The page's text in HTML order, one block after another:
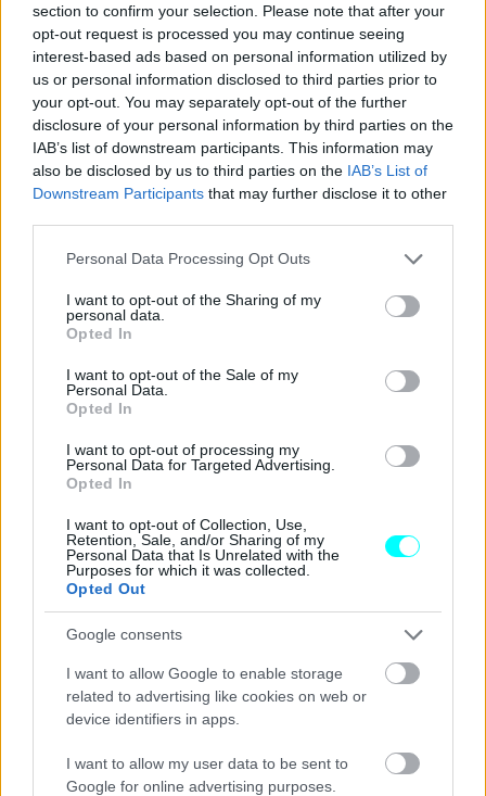
section to confirm your selection. Please note that after your
opt-out request is processed you may continue seeing
interest-based ads based on personal information utilized by
us or personal information disclosed to third parties prior to
your opt-out. You may separately opt-out of the further
disclosure of your personal information by third parties on the
IAB’s list of downstream participants. This information may
also be disclosed by us to third parties on the IAB’s List of
Downstream Participants that may further disclose it to other
Please note that this website/app uses one or more Google
not limited to your visit or usage behaviour. You may click to
grant or deny consent to Google and its third-party tags to
use your data for below specified purposes in below Google
consent section.
Personal Data Processing Opt Outs
I want to opt-out of the Sharing of my
personal data.
Opted In
I want to opt-out of the Sale of my
Personal Data.
Opted In
I want to opt-out of processing my
Personal Data for Targeted Advertising.
Opted In
I want to opt-out of Collection, Use,
Retention, Sale, and/or Sharing of my
Personal Data that Is Unrelated with the
Purposes for which it was collected.
Opted Out
Google consents
I want to allow Google to enable storage
related to advertising like cookies on web or
device identifiers in apps.
I want to allow my user data to be sent to
Google for online advertising purposes.
Η εταιρεία ωστόσο προετοιμάζει πυρετωδώς την
παρουσίαση του μοντέλου, αφού σύμφωνα με δηλώσεις
Benedetto Vigna
εταιρείας, τον Οκτώβριο θα πραγματοποιηθεί η
παρουσίαση της «καρδιάς» του αυτοκινήτου
οι οποίες θα οδηγήσουν βαθμηδόν στην
αποκάλυψη του μοντέλου την άνοιξη του 2026.
Όπως αναφέραμε και προηγουμένως, δεν αναμένεται να
δούμε το μοντέλο της Ferrari να μπαίνει στην παραγωγή
πριν το 2028, κάτι που δίνει περισσότερο χρόνο στην
εταιρεία να διασφαλίσει ότι θα ανταποκριθεί στις
κινήσεις της.